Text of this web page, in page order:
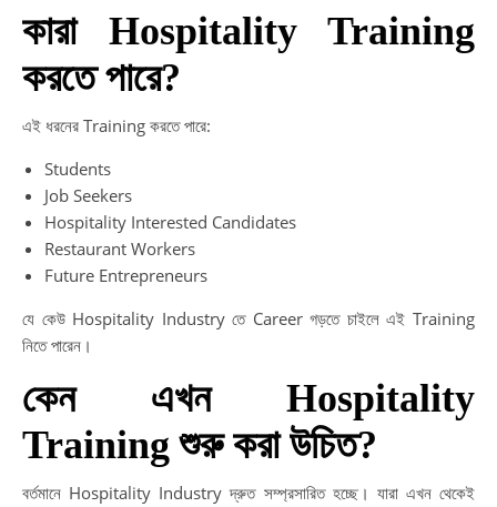
কারা Hospitality Training
করতে পারে?
এই ধরনের Training করতে পারে:
Students
Job Seekers
Hospitality Interested Candidates
Restaurant Workers
Future Entrepreneurs
যে কেউ Hospitality Industry তে Career গড়তে চাইলে এই Training
নিতে পারেন।
কেন এখন Hospitality
Training শুরু করা উচিত?
বর্তমানে Hospitality Industry দ্রুত সম্প্রসারিত হচ্ছে। যারা এখন থেকেই